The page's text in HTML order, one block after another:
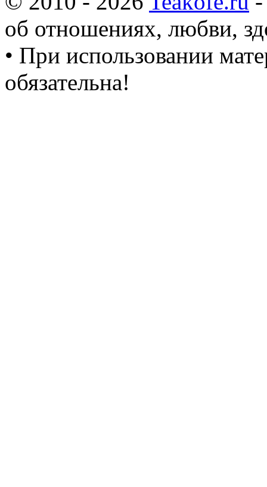
об отношениях, любви,
• При использовании
обязательна!